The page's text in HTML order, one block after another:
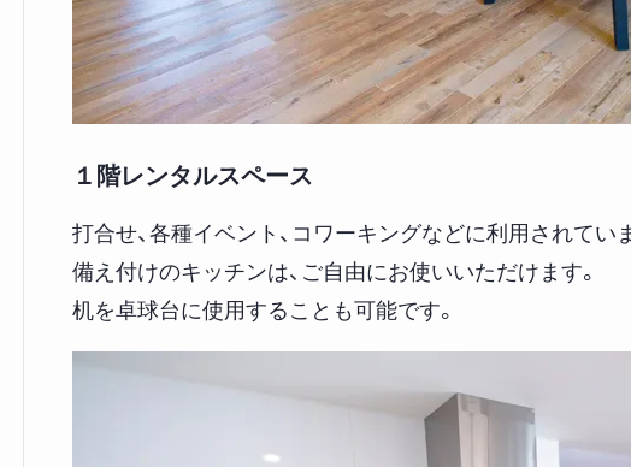
１階レンタルスペース
打合せ、各種イベント、コワーキングなどに利用されてい
備え付けのキッチンは、ご自由にお使いいただけます。
机を卓球台に使用することも可能です。